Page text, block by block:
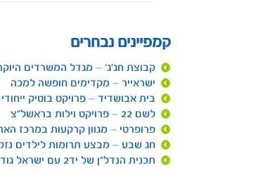
קמפיינים נבחרים
קבוצת חג'ג' – מגדל המשרדים
ישראייר – מקדימים חופשה למכה
בית אבושדיד – פרויקט בוטיק
לשם 22 – פרויקט וילות בראשל"צ
פרופרטי – מגוון קרקעות במרכז
חג שבע – מבצע תרומות לילדים
תכנית הנדל"ן של יד2 עם ישראל גודוביץ